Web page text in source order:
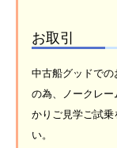
お取引
中古船グッドで
の為、ノークレ
かりご見学ご試
い。